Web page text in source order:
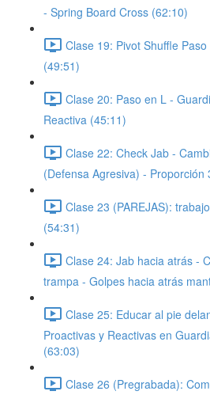
- Spring Board Cross (62:10)
Clase 19: Pivot Shuffle
(49:51)
Clase 20: Paso en L -
Reactiva (45:11)
Clase 22: Check Jab -
(Defensa Agresiva) - Proporción
Clase 23 (PAREJAS):
(54:31)
Clase 24: Jab hacia atrás -
trampa - Golpes hacia atrás
Clase 25: Educar al pie
Proactivas y Reactivas en
(63:03)
Clase 26 (Pregrabada):